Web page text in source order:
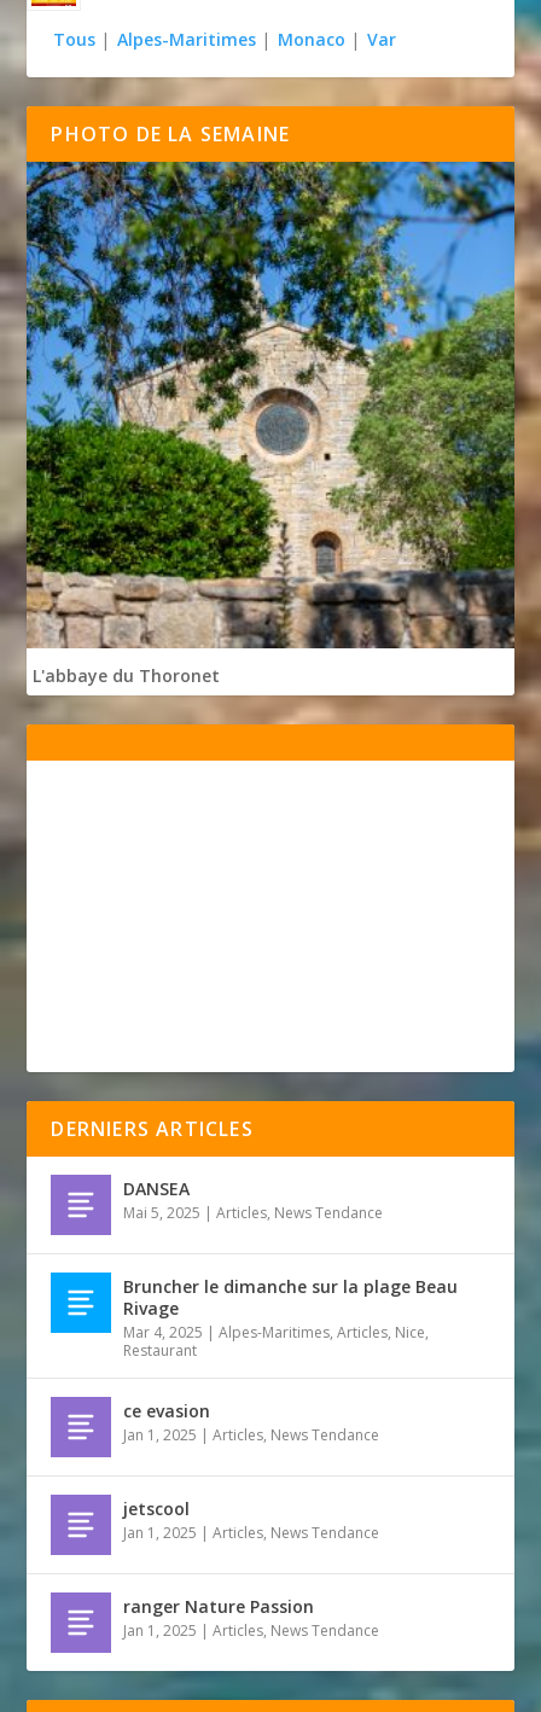
Tous | Alpes-Maritimes | Monaco | Var
PHOTO DE LA SEMAINE
L'abbaye du Thoronet
DERNIERS ARTICLES
DANSEA
Mai 5, 2025 |Articles, News Tendance
Bruncher le dimanche sur la plage Beau
Rivage
Mar 4, 2025 |Alpes-Maritimes,Articles, Nice,
Restaurant
ce evasion
Jan 1, 2025 |Articles, News Tendance
jetscool
Jan 1, 2025 |Articles, News Tendance
ranger Nature Passion
Jan 1, 2025 |Articles, News Tendance